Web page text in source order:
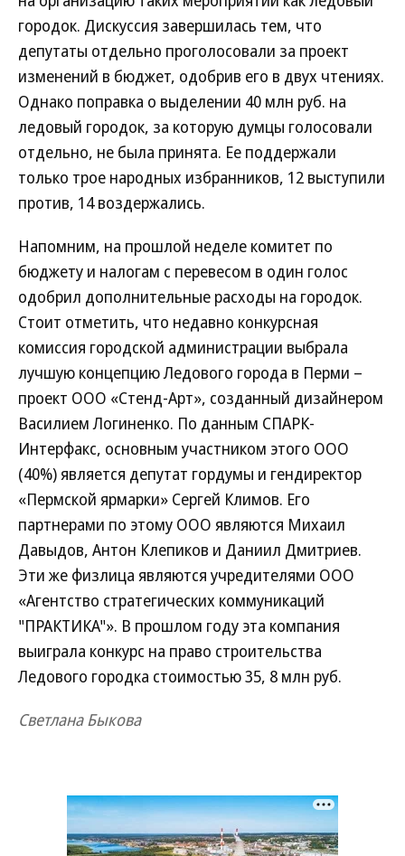
городок. Дискуссия завершилась тем, что
депутаты отдельно проголосовали за проект
изменений в бюджет, одобрив его в двух чтениях.
Однако поправка о выделении 40 млн руб. на
ледовый городок, за которую думцы голосовали
отдельно, не была принята. Ее поддержали
только трое народных избранников, 12 выступили
против, 14 воздержались.
Напомним, на прошлой неделе комитет по
бюджету и налогам с перевесом в один голос
одобрил дополнительные расходы на городок.
Стоит отметить, что недавно конкурсная
комиссия городской администрации выбрала
лучшую концепцию Ледового города в Перми –
проект ООО «Стенд-Арт», созданный дизайнером
Василием Логиненко. По данным СПАРК-
Интерфакс, основным участником этого ООО
(40%) является депутат гордумы и гендиректор
«Пермской ярмарки» Сергей Климов. Его
партнерами по этому ООО являются Михаил
Давыдов, Антон Клепиков и Даниил Дмитриев.
Эти же физлица являются учредителями ООО
«Агентство стратегических коммуникаций
"ПРАКТИКА"». В прошлом году эта компания
выиграла конкурс на право строительства
Ледового городка стоимостью 35, 8 млн руб.
Светлана Быкова